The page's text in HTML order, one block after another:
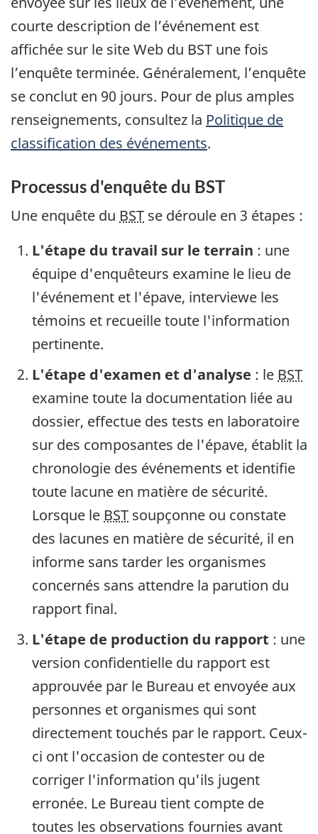
courte description de l’événement est
affichée sur le site Web du BST une fois
l’enquête terminée. Généralement, l’enquête
se conclut en 90 jours. Pour de plus amples
renseignements, consultez la Politique de
classification des événements.
Processus d'enquête du BST
Une enquête du BST se déroule en 3 étapes :
L'étape du travail sur le terrain : une
équipe d'enquêteurs examine le lieu de
l'événement et l'épave, interviewe les
témoins et recueille toute l'information
pertinente.
L'étape d'examen et d'analyse : le BST
examine toute la documentation liée au
dossier, effectue des tests en laboratoire
sur des composantes de l'épave, établit la
chronologie des événements et identifie
toute lacune en matière de sécurité.
Lorsque le BST soupçonne ou constate
des lacunes en matière de sécurité, il en
informe sans tarder les organismes
concernés sans attendre la parution du
rapport final.
L'étape de production du rapport : une
version confidentielle du rapport est
approuvée par le Bureau et envoyée aux
personnes et organismes qui sont
directement touchés par le rapport. Ceux-
ci ont l'occasion de contester ou de
corriger l'information qu'ils jugent
erronée. Le Bureau tient compte de
toutes les observations fournies avant